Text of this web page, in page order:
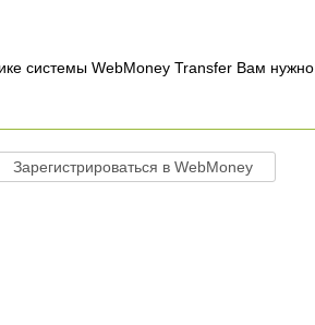
системы WebMoney Transfer Вам нужно
Зарегистрироваться в WebMoney